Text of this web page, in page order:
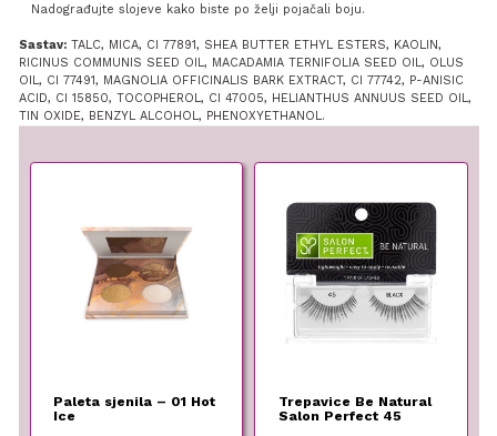
Nadograđujte slojeve kako biste po želji pojačali boju.
Sastav:TALC, MICA, CI 77891, SHEA BUTTER ETHYL ESTERS, KAOLIN,
RICINUS COMMUNIS SEED OIL, MACADAMIA TERNIFOLIA SEED OIL, OLUS
OIL, CI 77491, MAGNOLIA OFFICINALIS BARK EXTRACT, CI 77742, P-ANISIC
ACID, CI 15850, TOCOPHEROL, CI 47005, HELIANTHUS ANNUUS SEED OIL,
TIN OXIDE, BENZYL ALCOHOL, PHENOXYETHANOL.
Paleta sjenila – 01 Hot
Ice
Trepavice Be Natural
Salon Perfect 45